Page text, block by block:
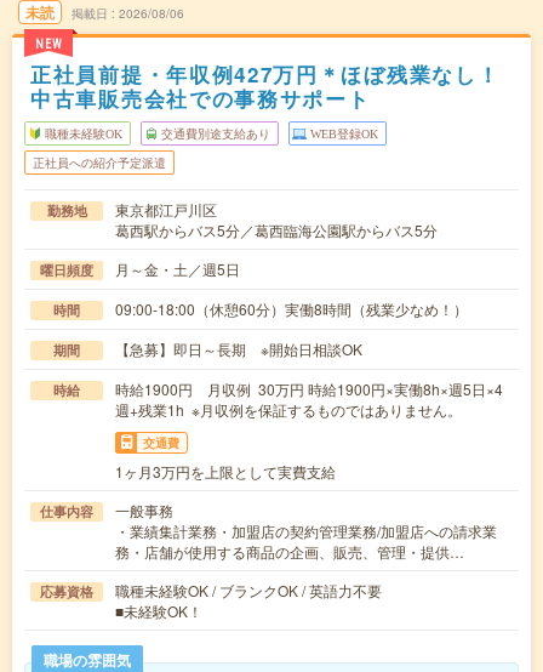
未読
NEW
掲載日 2026/08/06
正社員前提・年収例427万円＊ほぼ残業なし！
中古車販売会社での事務サポート
職種未経験OK 交通費別途支給あり WEB登録OK
正社員への紹介予定派遣
勤務地
東京都江戸川区
葛西駅からバス5分／葛西臨海公園駅からバス5分
曜日頻度 月～金・土／週5日
時間 09:00-18:00（休憩60分）実働8時間（残業少なめ！）
期間 【急募】即日～長期 ※開始日相談OK
時給
時給1900円 月収例 30万円 時給1900円×実働8h×週5日×4
週+残業1h ※月収例を保証するものではありません。
交通費
1ヶ月3万円を上限として実費支給
仕事内容
一般事務
・業績集計業務・加盟店の契約管理業務/加盟店への請求業
務・店舗が使用する商品の企画、販売、管理・提供…
応募資格
職種未経験OK / ブランクOK / 英語力不要
■未経験OK！
職場の雰囲気